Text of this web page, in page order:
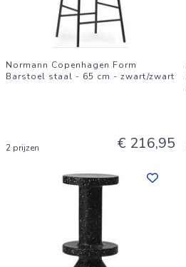
Normann Copenhagen Form
Barstoel staal - 65 cm - zwart/zwart
2 prijzen € 216,95